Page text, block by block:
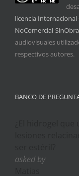
licencia
NoComercial-
audiovisuales
respectivos autores.
BANCO DE
asked by